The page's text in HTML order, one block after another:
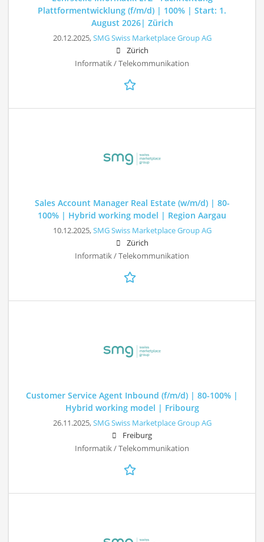
Plattformentwicklung (f/m/d) | 100% | Start: 1.
August 2026| Zürich
20.12.2025,SMG Swiss Marketplace Group AG
Zürich
Informatik / Telekommunikation
Sales Account Manager Real Estate (w/m/d) | 80-
100% | Hybrid working model | Region Aargau
10.12.2025,SMG Swiss Marketplace Group AG
Zürich
Informatik / Telekommunikation
Customer Service Agent Inbound (f/m/d) | 80-100% |
Hybrid working model | Fribourg
26.11.2025,SMG Swiss Marketplace Group AG
Freiburg
Informatik / Telekommunikation